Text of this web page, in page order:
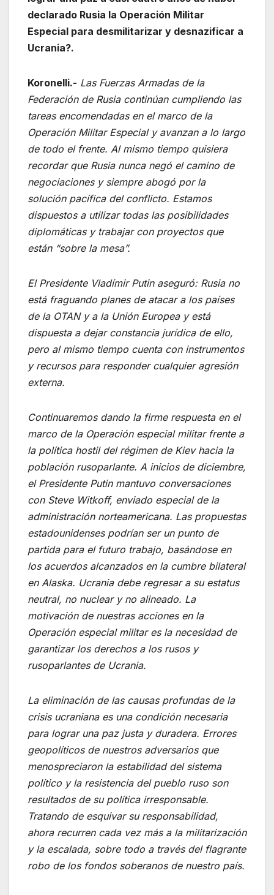
declarado Rusia la Operación Militar
Especial para desmilitarizar y desnazificar a
Ucrania?.
Koronelli.- Las Fuerzas Armadas de la
Federación de Rusia continúan cumpliendo las
tareas encomendadas en el marco de la
Operación Militar Especial y avanzan a lo largo
de todo el frente. Al mismo tiempo quisiera
recordar que Rusia nunca negó el camino de
negociaciones y siempre abogó por la
solución pacífica del conflicto. Estamos
dispuestos a utilizar todas las posibilidades
diplomáticas y trabajar con proyectos que
están “sobre la mesa”.
El Presidente Vladímir Putin aseguró: Rusia no
está fraguando planes de atacar a los países
de la OTAN y a la Unión Europea y está
dispuesta a dejar constancia jurídica de ello,
pero al mismo tiempo cuenta con instrumentos
y recursos para responder cualquier agresión
externa.
Continuaremos dando la firme respuesta en el
marco de la Operación especial militar frente a
la política hostil del régimen de Kiev hacia la
población rusoparlante. A inicios de diciembre,
el Presidente Putin mantuvo conversaciones
con Steve Witkoff, enviado especial de la
administración norteamericana. Las propuestas
estadounidenses podrían ser un punto de
partida para el futuro trabajo, basándose en
los acuerdos alcanzados en la cumbre bilateral
en Alaska. Ucrania debe regresar a su estatus
neutral, no nuclear y no alineado. La
motivación de nuestras acciones en la
Operación especial militar es la necesidad de
garantizar los derechos a los rusos y
rusoparlantes de Ucrania.
La eliminación de las causas profundas de la
crisis ucraniana es una condición necesaria
para lograr una paz justa y duradera. Errores
geopolíticos de nuestros adversarios que
menospreciaron la estabilidad del sistema
político y la resistencia del pueblo ruso son
resultados de su política irresponsable.
Tratando de esquivar su responsabilidad,
ahora recurren cada vez más a la militarización
y la escalada, sobre todo a través del flagrante
robo de los fondos soberanos de nuestro país.